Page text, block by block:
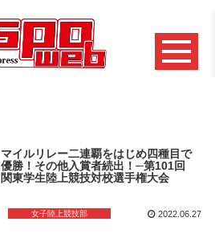
女子陸上競技部
マイルリレー二連覇をはじめ四種目で
優勝！その他入賞者続出！─第101回
関東学生陸上競技対校選手権大会
2022.06.27